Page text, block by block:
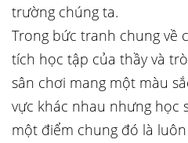
trường chúng ta.
Trong bức tranh chung về
tích học tập của thầy và
sân chơi mang một màu
vực khác nhau nhưng học
một điểm chung đó là